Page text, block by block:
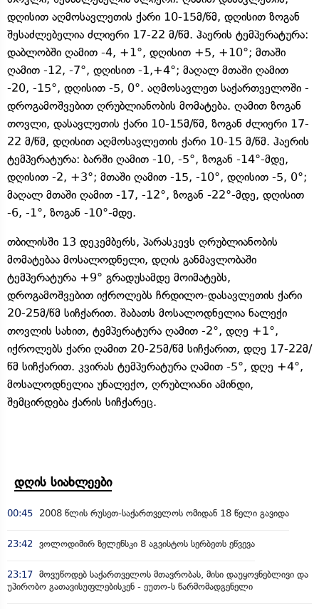
დღისით აღმოსავლეთის ქარი 10-15მ/წმ, დღისით ზოგან
შესაძლებელია ძლიერი 17-22 მ/წმ. ჰაერის ტემპერატურა:
დაბლობში ღამით -4, +1°, დღისით +5, +10°; მთაში
ღამით -12, -7°, დღისით -1,+4°; მაღალ მთაში ღამით
-20, -15°, დღისით -5, 0°. აღმოსავლეთ საქართველოში -
დროგამოშვებით ღრუბლიანობის მომატება. ღამით ზოგან
თოვლი, დასავლეთის ქარი 10-15მ/წმ, ზოგან ძლიერი 17-
22 მ/წმ, დღისით აღმოსავლეთის ქარი 10-15 მ/წმ. ჰაერის
ტემპერატურა: ბარში ღამით -10, -5°, ზოგან -14°-მდე,
დღისით -2, +3°; მთაში ღამით -15, -10°, დღისით -5, 0°;
მაღალ მთაში ღამით -17, -12°, ზოგან -22°-მდე, დღისით
-6, -1°, ზოგან -10°-მდე.
თბილისში 13 დეკემბერს, პარასკევს ღრუბლიანობის
მომატებაა მოსალოდნელი, დღის განმავლობაში
ტემპერატურა +9° გრადუსამდე მოიმატებს,
დროგამოშვებით იქროლებს ჩრდილო-დასავლეთის ქარი
20-25მ/წმ სიჩქარით. შაბათს მოსალოდნელია ნალექი
თოვლის სახით, ტემპერატურა ღამით -2°, დღე +1°,
იქროლებს ქარი ღამით 20-25მ/წმ სიჩქარით, დღე 17-22მ/
წმ სიჩქარით. კვირას ტემპერატურა ღამით -5°, დღე +4°,
მოსალოდნელია უნალექო, ღრუბლიანი ამინდი,
შემცირდება ქარის სიჩქარეც.
დღის სიახლეები
00:45 2008 წლის რუსეთ-საქართველოს ომიდან 18 წელი გავიდა
23:42 ვოლოდიმირ ზელენსკი 8 აგვისტოს სერბეთს ეწვევა
23:17 მოვუწოდებ საქართველოს მთავრობას, მისი დაუყოვნებლივი და
უპირობო გათავისუფლებისკენ - ეუთო-ს წარმომადგენელი